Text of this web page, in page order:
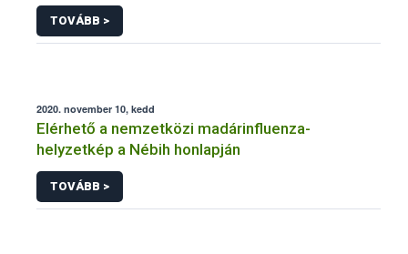
szállítmányoknak
TOVÁBB >
2020. november 10, kedd
Elérhető a nemzetközi madárinfluenza-
helyzetkép a Nébih honlapján
TOVÁBB >